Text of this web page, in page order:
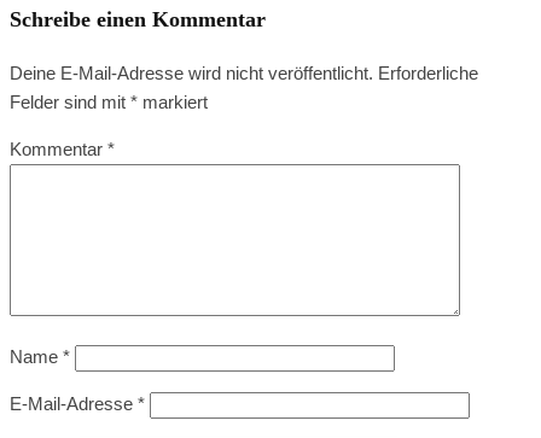
Schreibe einen Kommentar
Deine E-Mail-Adresse wird nicht veröffentlicht. Erforderliche
Felder sind mit * markiert
Kommentar *
Name *
E-Mail-Adresse *